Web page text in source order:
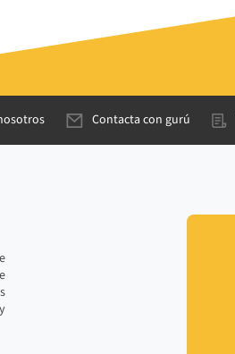
Contacta con gurú